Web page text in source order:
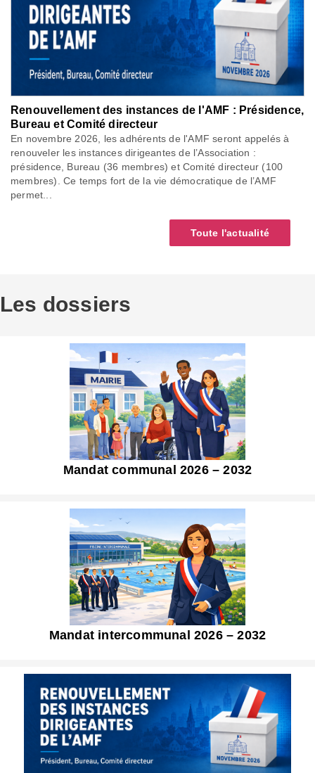
Renouvellement des instances de l'AMF : Présidence,
Bureau et Comité directeur
En novembre 2026, les adhérents de l'AMF seront appelés à
renouveler les instances dirigeantes de l’Association :
présidence, Bureau (36 membres) et Comité directeur (100
membres). Ce temps fort de la vie démocratique de l’AMF
permet...
Toute l'actualité
Les dossiers
Mandat communal 2026 – 2032
Mandat intercommunal 2026 – 2032